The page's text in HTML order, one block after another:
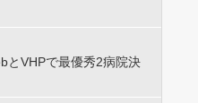
とVHPで最優秀2病院決